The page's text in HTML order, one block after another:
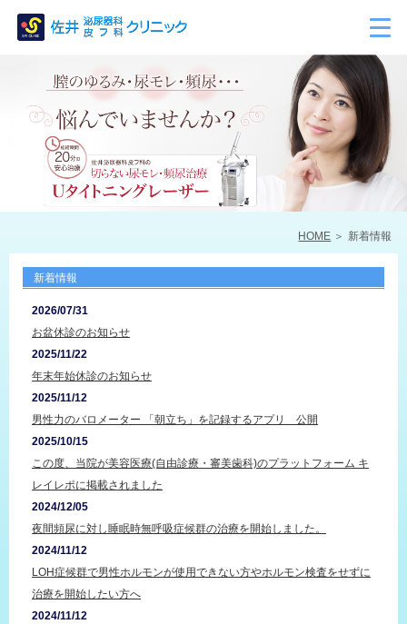
HOME 新着情報
新着情報
2026/07/31
お盆休診のお知らせ
2025/11/22
年末年始休診のお知らせ
2025/11/12
男性力のバロメーター 「朝立ち」を記録するアプリ 公開
2025/10/15
この度、当院が美容医療(自由診療・審美歯科)のプラットフォーム キ
レイレポに掲載されました
2024/12/05
夜間頻尿に対し睡眠時無呼吸症候群の治療を開始しました。
2024/11/12
LOH症候群で男性ホルモンが使用できない方やホルモン検査をせずに
治療を開始したい方へ
2024/11/12